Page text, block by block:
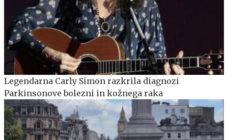
Legendarna Carly Simon razkrila diagnozi
Parkinsonove bolezni in kožnega raka